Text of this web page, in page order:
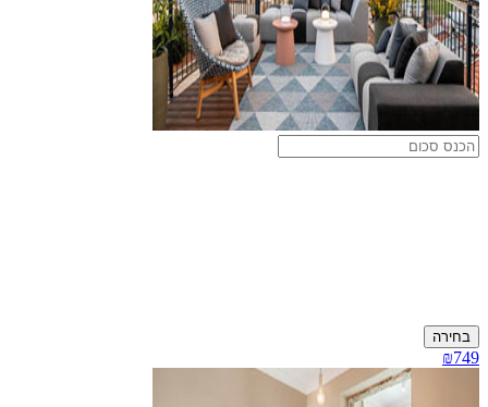
בחירה
₪749